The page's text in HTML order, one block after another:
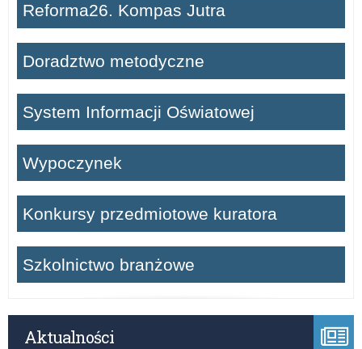
Reforma26. Kompas Jutra
Doradztwo metodyczne
System Informacji Oświatowej
Wypoczynek
Konkursy przedmiotowe kuratora
Szkolnictwo branżowe
Aktualności